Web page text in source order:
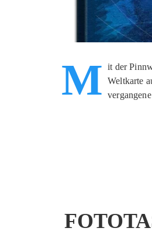
M it der
Weltkarte